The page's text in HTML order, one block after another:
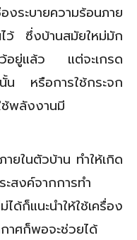
ระบายความร้อนภาย
ไว้ ซึ่งบ้านสมัยใหม่มัก
ว้อยู่แล้ว แต่จะเกรด
น หรือการใช้กระจก
ช้พลังงานมี
ายในตัวบ้าน ทำให้เกิด
สงค์จากการทำ
ด้ก็แนะนำให้ใช้เครื่อง
าศก็พอจะช่วยได้